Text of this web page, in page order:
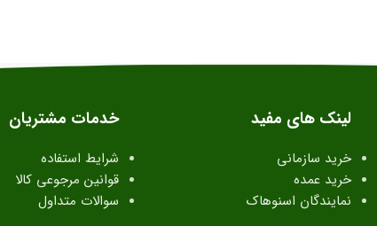
لینک های مفید
خرید سازمانی
خرید عمده
نمایندگان اسنوهاک
خدمات مشتریان
شرایط استفاده
قوانین مرجوعی کالا
سوالات متداول